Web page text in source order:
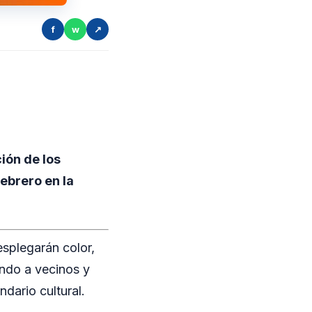
f w ↗
de los
en la
color,
a vecinos y
cultural.